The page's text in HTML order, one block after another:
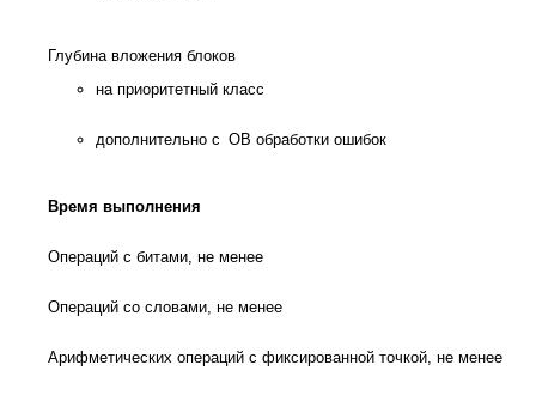
Глубина вложения блоков
на приоритетный класс
дополнительно с OB обработки ошибок
Время выполнения
Операций с битами, не менее
Операций со словами, не менее
Арифметических операций с фиксированной точкой, не менее